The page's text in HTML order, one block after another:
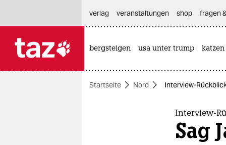
themen
verlag
veranstaltungen shop fragen
bergsteigen usa unter trump katzen
Startseite Nord Interview-
Interview-
Sag